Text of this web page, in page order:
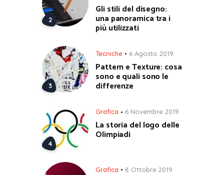
Gli stili del disegno:
una panoramica tra i
più utilizzati
Tecniche 6 Agosto 2019
Pattern e Texture: cosa
sono e quali sono le
differenze
Grafica 6 Novembre 2019
La storia del logo delle
Olimpiadi
Grafica 8 Ottobre 2019